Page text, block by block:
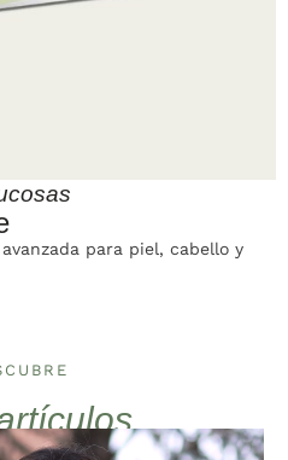
para piel, cabello y